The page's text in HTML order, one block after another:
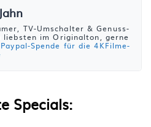
TV-Umschalter & Genuss-
liebsten im Originalton, gerne
Paypal-Spende für die 4KFilme-
Specials: